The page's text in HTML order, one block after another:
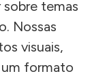
sobre temas
Nossas
visuais,
formato